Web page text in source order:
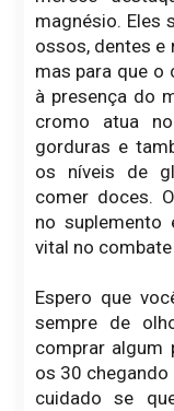
magnésio. Eles
ossos, dentes e
mas para que o
à presença do
cromo atua
gorduras e
os níveis de
comer doces.
no suplemento
vital no
Espero que
sempre de
comprar algum
os 30
cuidado se